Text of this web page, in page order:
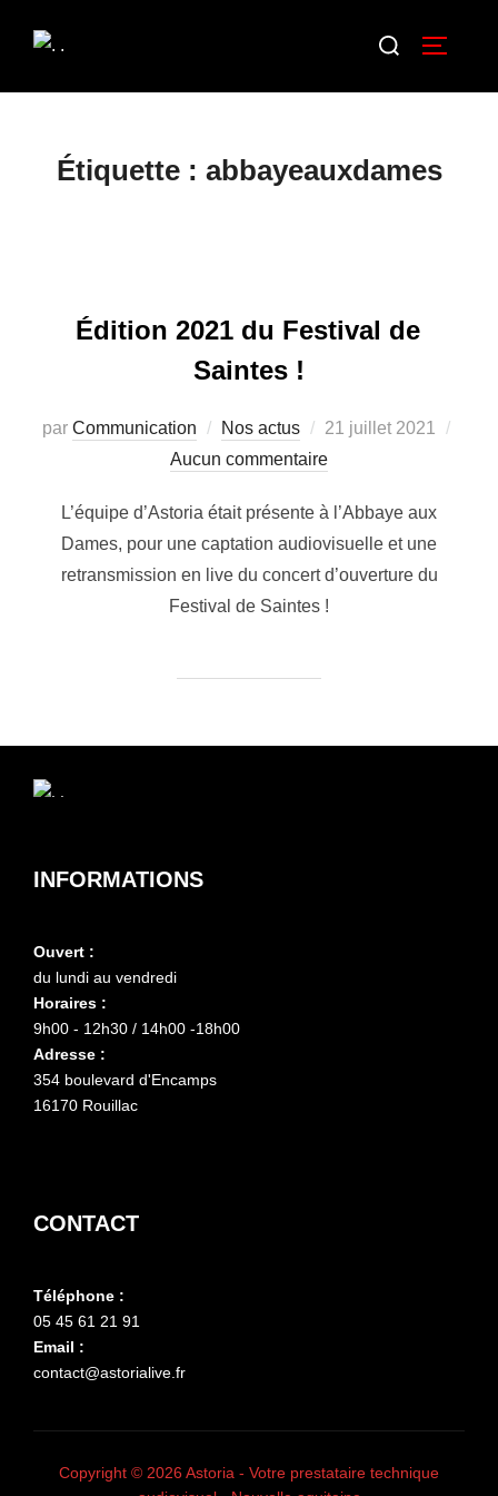
Étiquette : abbayeauxdames
Édition 2021 du Festival de
Saintes !
par Communication Nos actus
21 juillet 2021
Aucun commentaire
L’équipe d’Astoria était présente à l’Abbaye aux
Dames, pour une captation audiovisuelle et une
retransmission en live du concert d’ouverture du
Festival de Saintes !
INFORMATIONS
Ouvert :
du lundi au vendredi
Horaires :
9h00 - 12h30 / 14h00 -18h00
Adresse :
354 boulevard d'Encamps
16170 Rouillac
CONTACT
Téléphone :
05 45 61 21 91
Email :
contact@astorialive.fr
Copyright © 2026 Astoria - Votre prestataire technique